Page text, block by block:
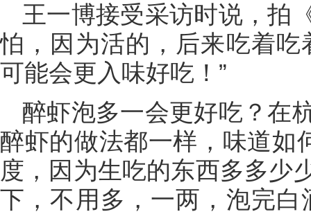
王一博接受采访时说，拍
怕，因为活的，后来吃着吃
可能会更入味好吃！”
醉虾泡多一会更好吃？在
醉虾的做法都一样，味道如
度，因为生吃的东西多多少
下，不用多，一两，泡完白